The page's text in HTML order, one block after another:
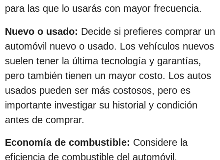
para las que lo usarás con mayor frecuencia.
Nuevo o usado: Decide si prefieres comprar un
automóvil nuevo o usado. Los vehículos nuevos
suelen tener la última tecnología y garantías,
pero también tienen un mayor costo. Los autos
usados ​​pueden ser más costosos, pero es
importante investigar su historial y condición
antes de comprar.
Economía de combustible: Considere la
eficiencia de combustible del automóvil,